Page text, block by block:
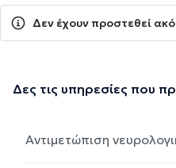
Δεν έχουν προστεθεί
Δες τις υπηρεσίες που
Αντιμετώπιση